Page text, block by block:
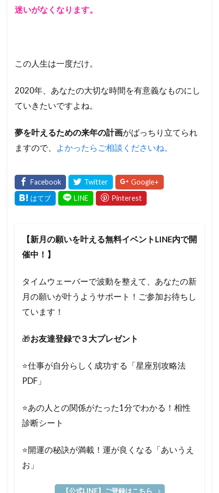
迷いがなくなります。
この人生は一度だけ。
2020年、あなたの大切な時間を有意義なものにし
ていきたいですよね。
夢を叶えるための来年の計画がばっちり立てられ
ますので、 よかったらご相談くださいね。
【新月の願いを叶える無料イベントLINE内で開
催中！】
タイムウェーバーで波動を整えて、あなたの新
月の願いが叶うようサポート！ご参加お待ちし
ています！
🎁お友達登録で３大プレゼント
⭐️仕事が自分らしく成功する「星座別攻略法
PDF」
⭐️あの人との関係がたった1分でわかる！相性
診断シート
⭐️開運の秘訣が満載！運が良くなる「あいうえ
お」
【公式LINE】ご登録はこちら